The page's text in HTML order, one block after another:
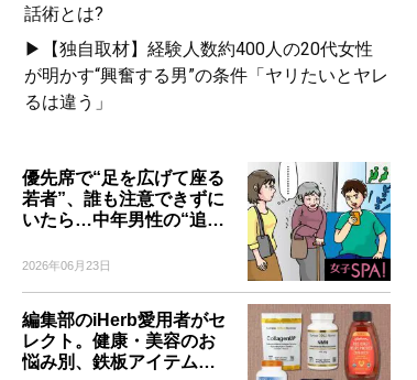
話術とは?
▶【独自取材】経験人数約400人の20代女性
が明かす“興奮する男”の条件「ヤリたいとヤレ
るは違う」
優先席で“足を広げて座る
若者”、誰も注意できずに
いたら…中年男性の“追…
2026年06月23日
編集部のiHerb愛用者がセ
レクト。健康・美容のお
悩み別、鉄板アイテム…